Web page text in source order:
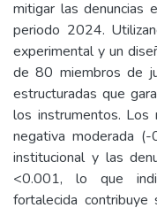
mitigar las denuncias
periodo 2024.
experimental y un
de 80 miembros de
estructuradas que
los instrumentos. Los
negativa moderada
institucional y las
<0.001, lo que
fortalecida contribuye